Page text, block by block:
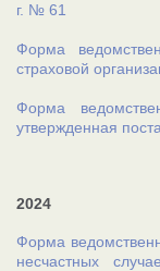
г. № 61
Форма
страховой
Форма
утвержденная
2024
Форма
несчастных